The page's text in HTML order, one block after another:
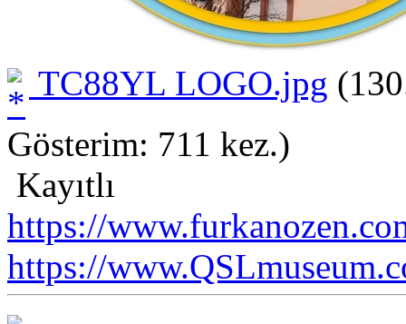
TC88YL LOGO.jpg
Gösterim: 711 kez.)
Kayıtlı
https://
https://